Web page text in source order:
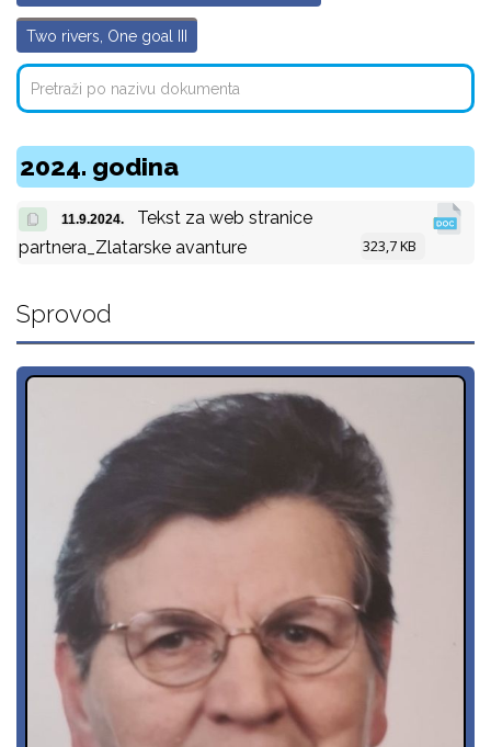
Two rivers, One goal III
2024. godina
11.9.2024.
Tekst za web stranice
partnera_Zlatarske avanture
323,7 KB
Sprovod